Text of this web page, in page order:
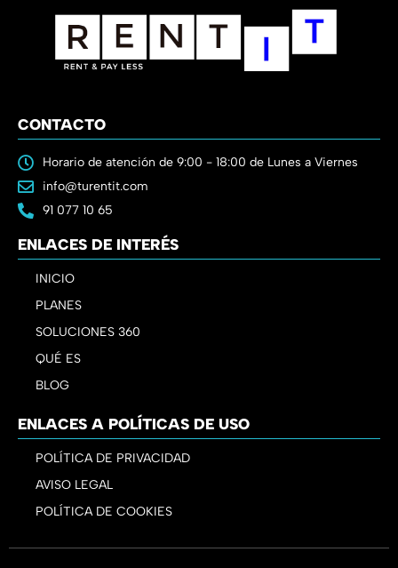
CONTACTO
Horario de atención de 9:00 - 18:00 de Lunes a Viernes
info@turentit.com
91 077 10 65
ENLACES DE INTERÉS
INICIO
PLANES
SOLUCIONES 360
QUÉ ES
BLOG
ENLACES A POLÍTICAS DE USO
POLÍTICA DE PRIVACIDAD
AVISO LEGAL
POLÍTICA DE COOKIES